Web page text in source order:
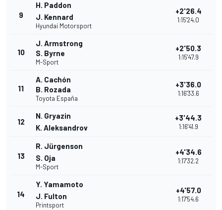
9
H. Paddon
J. Kennard
Hyundai Motorsport
+2'26.4
1:15'24.0
10
J. Armstrong
S. Byrne
M-Sport
+2'50.3
1:15'47.9
11
A. Cachón
B. Rozada
Toyota España
+3'36.0
1:16'33.6
12
N. Gryazin
K. Aleksandrov
+3'44.3
1:16'41.9
13
R. Jürgenson
S. Oja
M-Sport
+4'34.6
1:17'32.2
14
Y. Yamamoto
J. Fulton
Printsport
+4'57.0
1:17'54.6